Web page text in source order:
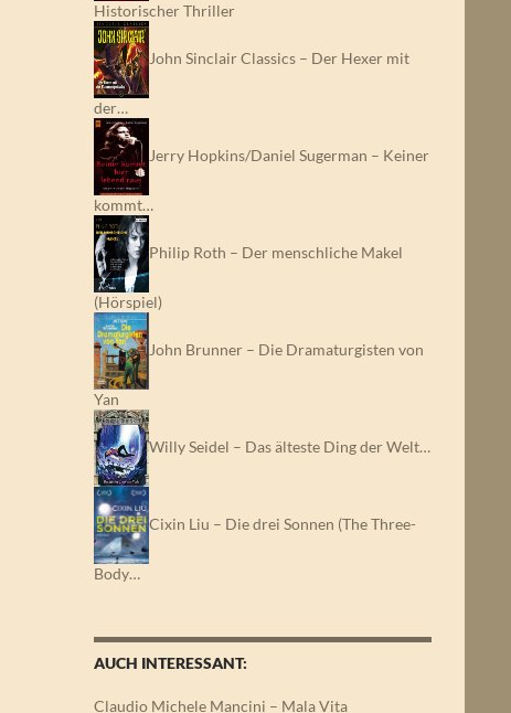
Historischer Thriller
John Sinclair Classics – Der Hexer mit
der…
Jerry Hopkins/Daniel Sugerman – Keiner
kommt…
Philip Roth – Der menschliche Makel
(Hörspiel)
John Brunner – Die Dramaturgisten von
Yan
Willy Seidel – Das älteste Ding der Welt…
Cixin Liu – Die drei Sonnen (The Three-
Body…
AUCH INTERESSANT:
Claudio Michele Mancini – Mala Vita